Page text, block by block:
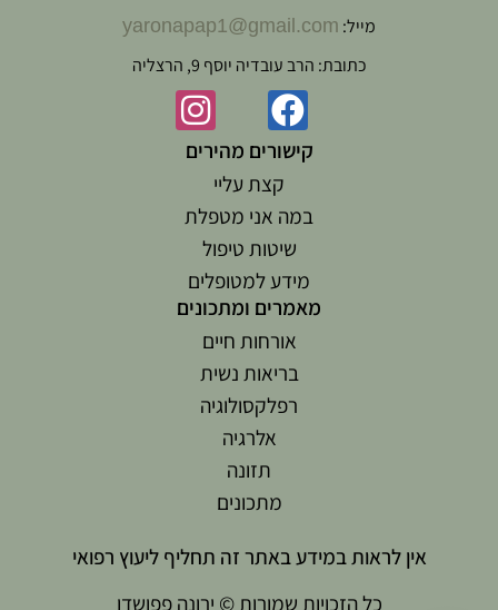
מייל: yaronapap1@gmail.com
כתובת: הרב עובדיה יוסף 9, הרצליה
קישורים מהירים
קצת עליי
במה אני מטפלת
שיטות טיפול
מידע למטופלים
מאמרים ומתכונים
אורחות חיים
בריאות נשית
רפלקסולוגיה
אלרגיה
תזונה
מתכונים
אין לראות במידע באתר זה תחליף ליעוץ רפואי
כל הזכויות שמורות © ירונה פפושדו